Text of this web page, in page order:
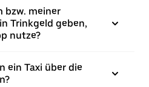
bzw. meiner
Trinkgeld geben,
nutze?
ein Taxi über die